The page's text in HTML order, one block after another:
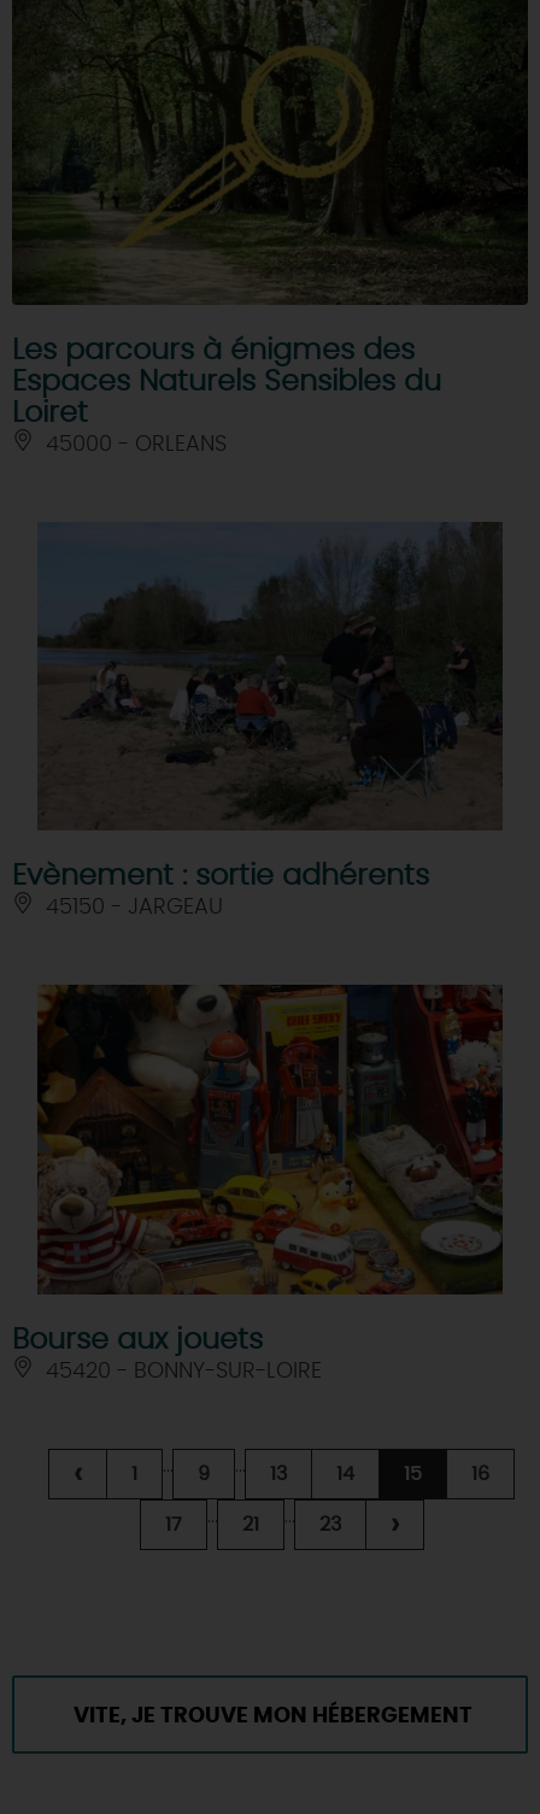
Les parcours à énigmes des
Espaces Naturels Sensibles du
Loiret
45000 - ORLEANS
Evènement : sortie adhérents
45150 - JARGEAU
Bourse aux jouets
45420 - BONNY-SUR-LOIRE
‹ 1 ... 9 ... 13 14 15 16
17 ... 21 ... 23 ›
VITE, JE TROUVE MON HÉBERGEMENT